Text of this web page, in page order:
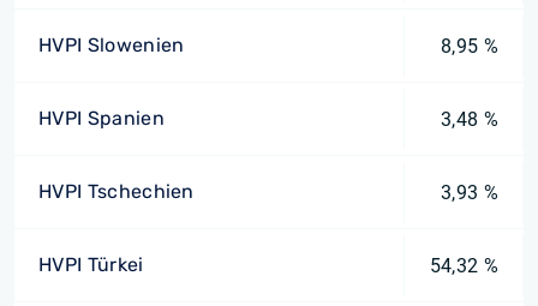
HVPI Slowenien 8,95 %
HVPI Spanien 3,48 %
HVPI Tschechien 3,93 %
HVPI Türkei 54,32 %